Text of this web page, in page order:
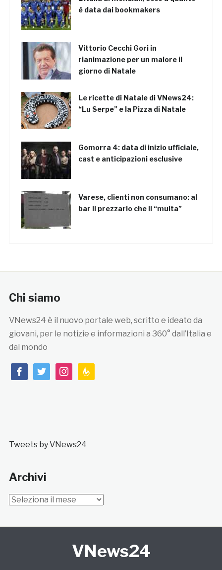
è data dai bookmakers
Vittorio Cecchi Gori in
rianimazione per un malore il
giorno di Natale
Le ricette di Natale di VNews24:
“Lu Serpe” e la Pizza di Natale
Gomorra 4: data di inizio ufficiale,
cast e anticipazioni esclusive
Varese, clienti non consumano: al
bar il prezzario che li “multa”
Chi siamo
VNews24 è il nuovo portale web, scritto e ideato da
giovani, per le notizie e informazioni a 360° dall’Italia e
dal mondo
facebooktwitterinstagramfeedburner
Tweets by VNews24
Archivi
Archivi
VNews24